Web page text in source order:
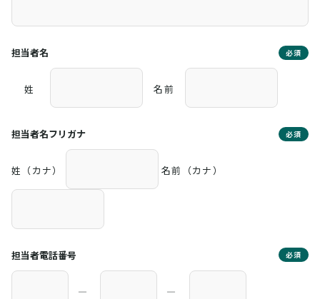
担当者名 必須
姓 名前
担当者名フリガナ 必須
姓（カナ） 名前（カナ）
担当者電話番号 必須
― ―